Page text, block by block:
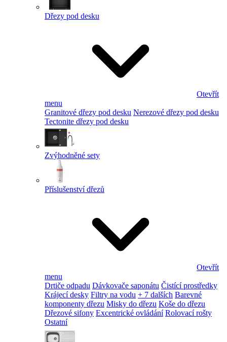
Dřezy pod desku
Otevřít
menu
Granitové dřezy pod desku Nerezové dřezy pod desku
Tectonite dřezy pod desku
Zvýhodněné sety
Příslušenství dřezů
Otevřít
menu
Drtiče odpadu Dávkovače saponátu Čistící prostředky
Krájecí desky Filtry na vodu + 7 dalších Barevné
komponenty dřezu Misky do dřezu Koše do dřezu
Dřezové sifony Excentrické ovládání Rolovací rošty
Ostatní